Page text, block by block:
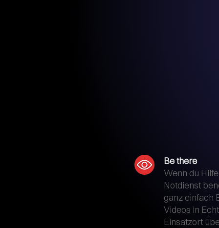
Be there
Wenn du
Notdienst
ganz einfach
Videos in
Einsatzort